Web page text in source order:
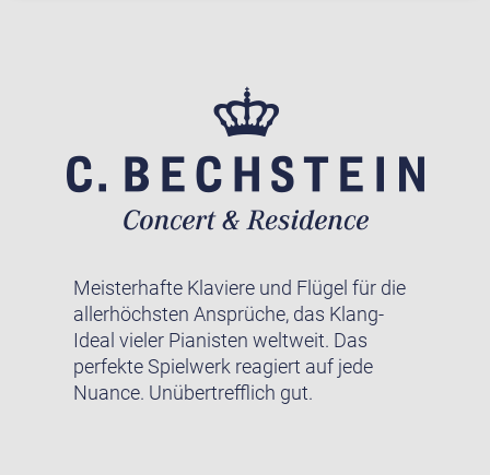
Meisterhafte Klaviere und Flügel für die
allerhöchsten Ansprüche, das Klang-
Ideal vieler Pianisten weltweit. Das
perfekte Spielwerk reagiert auf jede
Nuance. Unübertrefflich gut.